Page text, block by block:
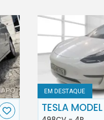
EM DESTAQUE
TESLA